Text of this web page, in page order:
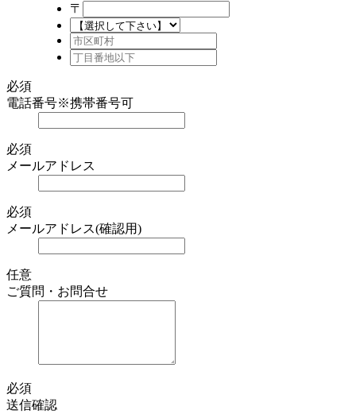
〒
必須
電話番号※携帯番号可
必須
メールアドレス
必須
メールアドレス(確認用)
任意
ご質問・お問合せ
必須
送信確認